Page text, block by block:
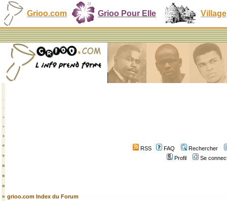
Grioo.com Grioo Pour Elle Village
RSS FAQ
Rechercher
Profil
Se
grioo.com Index du Forum